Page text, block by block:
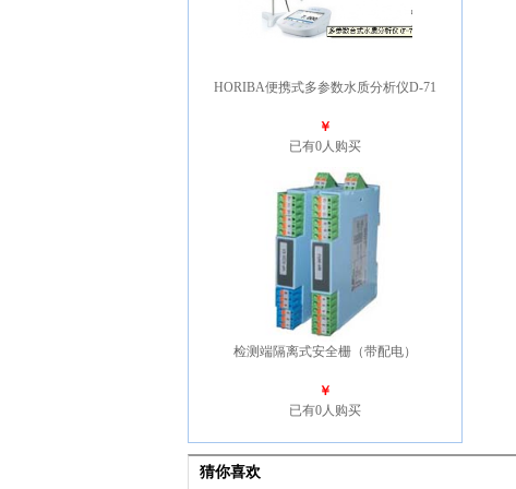
HORIBA便携式多参数水质分析仪D-71
￥
已有0人购买
检测端隔离式安全栅（带配电）
￥
已有0人购买
猜你喜欢